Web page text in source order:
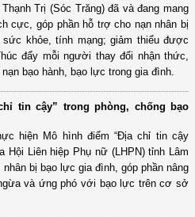
Trị (Sóc Trăng) đã và đang mang
cực, góp phần hỗ trợ cho nạn nhân bị
khỏe, tính mạng; giảm thiểu được
đẩy mỗi người thay đổi nhận thức,
bạo hành, bạo lực trong gia đình.
tin cậy” trong phòng, chống bạo
hiện Mô hình điểm “Địa chỉ tin cậy
Hội Liên hiệp Phụ nữ (LHPN) tỉnh Lâm
bị bạo lực gia đình, góp phần nâng
và ứng phó với bạo lực trên cơ sở